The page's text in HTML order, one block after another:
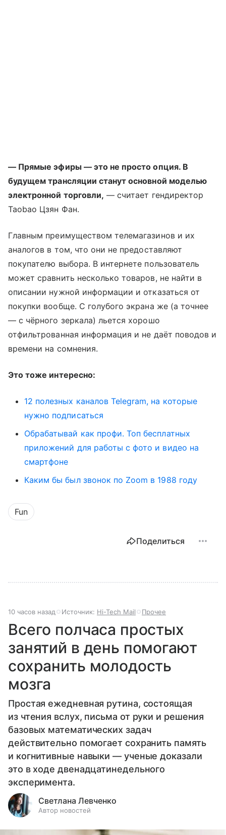
— Прямые эфиры — это не просто опция. В
будущем трансляции станут основной моделью
электронной торговли, — считает гендиректор
Taobao Цзян Фан.
Главным преимуществом телемагазинов и их
аналогов в том, что они не предоставляют
покупателю выбора. В интернете пользователь
может сравнить несколько товаров, не найти в
описании нужной информации и отказаться от
покупки вообще. С голубого экрана же (а точнее
— с чёрного зеркала) льется хорошо
отфильтрованная информация и не даёт поводов и
времени на сомнения.
Это тоже интересно:
12 полезных каналов Telegram, на которые
нужно подписаться
Обрабатывай как профи. Топ бесплатных
приложений для работы с фото и видео на
смартфоне
Каким бы был звонок по Zoom в 1988 году
Fun
Поделиться
10 часов назад Источник: Hi-Tech Mail Прочее
Всего полчаса простых
занятий в день помогают
сохранить молодость
мозга
Простая ежедневная рутина, состоящая
из чтения вслух, письма от руки и решения
базовых математических задач
действительно помогает сохранить память
и когнитивные навыки — ученые доказали
это в ходе двенадцатинедельного
эксперимента.
Светлана Левченко
Автор новостей